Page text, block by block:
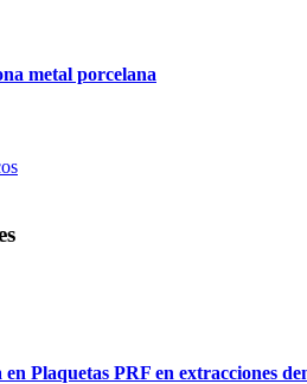
metal porcelana
Plaquetas PRF en extracciones